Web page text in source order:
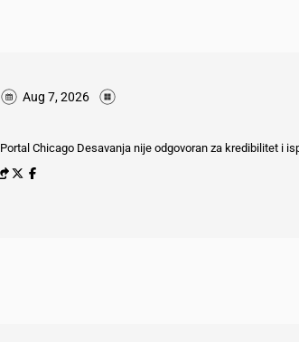
Aug 7, 2026
Portal Chicago Desavanja nije odgovoran za kredibilitet i